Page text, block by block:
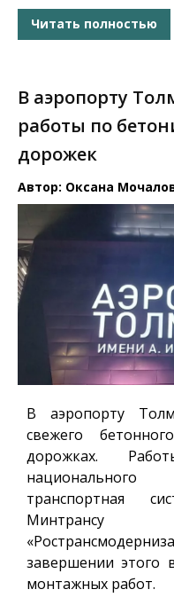
Читать полностью
В аэропорту
работы по
дорожек
Автор: Оксана
В аэропорту
свежего
дорожках.
национального
транспортная
завершении этого
монтажных работ.